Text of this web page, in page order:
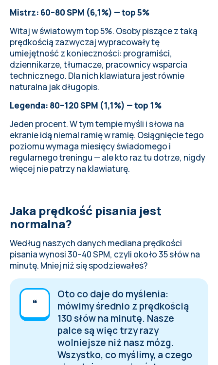
Mistrz: 60–80 SPM (6,1%) — top 5%
Witaj w światowym top 5%. Osoby piszące z taką
prędkością zazwyczaj wypracowały tę
umiejętność z konieczności: programiści,
dziennikarze, tłumacze, pracownicy wsparcia
technicznego. Dla nich klawiatura jest równie
naturalna jak długopis.
Legenda: 80–120 SPM (1,1%) — top 1%
Jeden procent. W tym tempie myśli i słowa na
ekranie idą niemal ramię w ramię. Osiągnięcie tego
poziomu wymaga miesięcy świadomego i
regularnego treningu — ale kto raz tu dotrze, nigdy
więcej nie patrzy na klawiaturę.
Jaka prędkość pisania jest
normalna?
Według naszych danych mediana prędkości
pisania wynosi 30–40 SPM, czyli około 35 słów na
minutę. Mniej niż się spodziewałeś?
Oto co daje do myślenia:
mówimy średnio z prędkością
130 słów na minutę. Nasze
palce są więc trzy razy
wolniejsze niż nasz mózg.
Wszystko, co myślimy, a czego